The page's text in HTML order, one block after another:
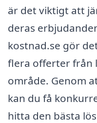
är det viktigt att
deras
kostnad.se gör
flera offerter från
område. Genom
kan du få
hitta den bästa